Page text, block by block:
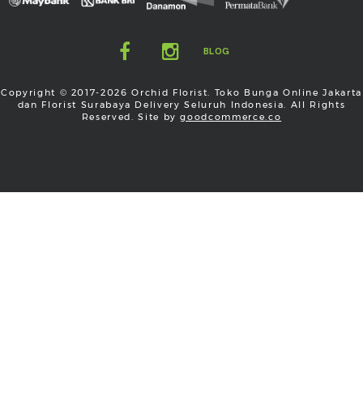
BLOG
Copyright © 2017-2026 Orchid Florist. Toko Bunga Online Jakarta
dan Florist Surabaya Delivery Seluruh Indonesia. All Rights
Reserved. Site bygoodcommerce.co